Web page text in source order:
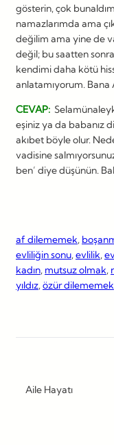
gösterin, çok
namazlarımda ama
değilim ama yine de
değil; bu saatten
kendimi daha kötü
anlatamıyorum. Bana
CEVAP:
eşiniz ya da babanız
akıbet böyle olur.
vadisine
ben’ diye düşünün.
af dilememek,
evliliğin sonu, evlilik,
kadın, mutsuz olmak,
yıldız, özür dilememek
Aile Hayatı